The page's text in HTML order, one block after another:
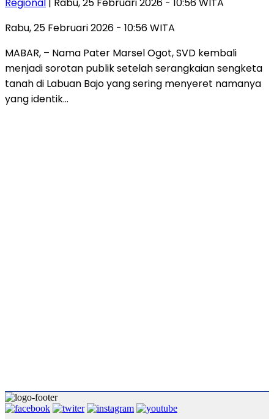
Rabu, 25 Februari 2026 - 10:56 WITA
MABAR, – Nama Pater Marsel Ogot, SVD kembali
menjadi sorotan publik setelah serangkaian sengketa
tanah di Labuan Bajo yang sering menyeret namanya
yang identik…